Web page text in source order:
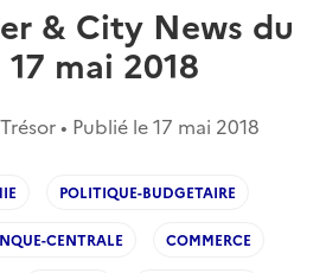
& City News du
17 mai 2018
• Publié le17 mai 2018
POLITIQUE-BUDGETAIRE
CENTRALE COMMERCE